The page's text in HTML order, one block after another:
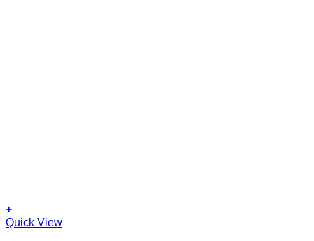
+
Quick View